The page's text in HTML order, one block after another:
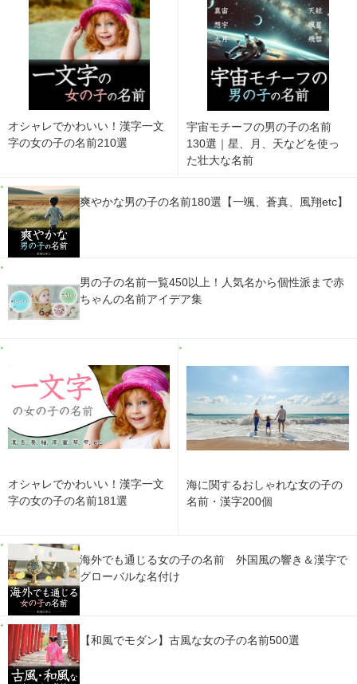
オシャレでかわいい！漢字一文
字の女の子の名前210選
宇宙モチーフの男の子の名前
130選｜星、月、天などを使っ
た壮大な名前
爽やかな男の子の名前180選【一颯、蒼真、風翔etc】
男の子の名前一覧450以上！人気名から個性派まで赤
ちゃんの名前アイデア集
オシャレでかわいい！漢字一文
字の女の子の名前181選
海に関するおしゃれな女の子の
名前・漢字200個
海外でも通じる女の子の名前 外国風の響き＆漢字で
グローバルな名付け
【和風でモダン】古風な女の子の名前500選